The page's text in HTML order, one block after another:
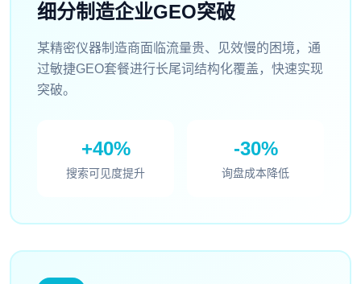
细分制造企业GEO突破
某精密仪器制造商面临流量贵、见效慢的困境，通
过敏捷GEO套餐进行长尾词结构化覆盖，快速实现
突破。
+40%
搜索可见度提升
-30%
询盘成本降低